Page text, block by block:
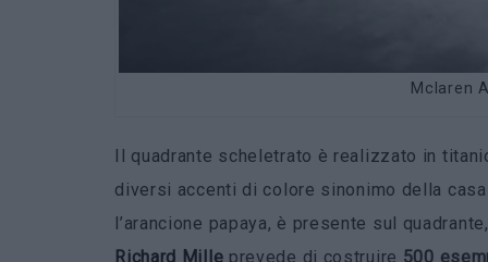
Mclaren
Il quadrante scheletrato è realizzato in
diversi accenti di colore sinonimo della
l’arancione papaya, è presente sul
Richard Mille prevede di costruire 500